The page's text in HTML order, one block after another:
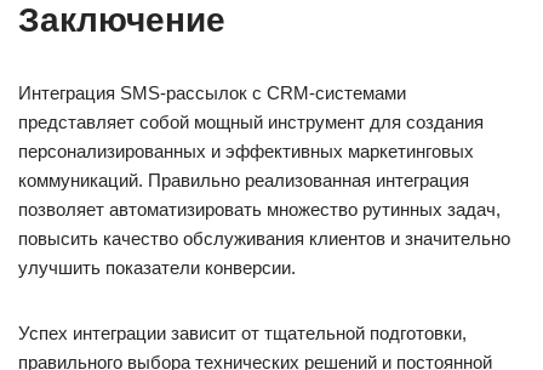
Заключение
Интеграция SMS-рассылок с CRM-системами
представляет собой мощный инструмент для создания
персонализированных и эффективных маркетинговых
коммуникаций. Правильно реализованная интеграция
позволяет автоматизировать множество рутинных задач,
повысить качество обслуживания клиентов и значительно
улучшить показатели конверсии.
Успех интеграции зависит от тщательной подготовки,
правильного выбора технических решений и постоянной